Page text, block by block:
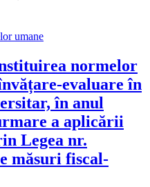
umane
normelor
evaluare în
în anul
a aplicării
Legea nr.
măsuri fiscal-